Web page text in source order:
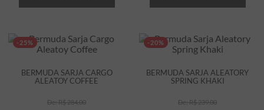
-25%
BERMUDA SARJA CARGO
ALEATOY COFFEE
R$284,00
-20%
BERMUDA SARJA ALEATORY
SPRING KHAKI
R$239,00